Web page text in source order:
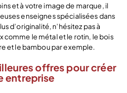
et à votre image de marque, il
enseignes spécialisées dans
d’originalité, n’hésitez pas à
le métal et le rotin, le bois
et le bambou par exemple.
offres pour créer
entreprise